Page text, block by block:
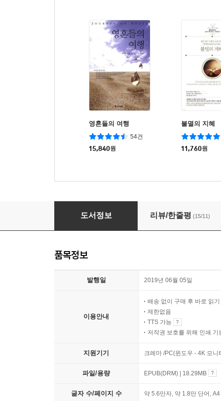
영혼들의 여행
54건
15,840원
불멸의 지혜
11,760원
디팩 초프라의 완전한 행복
도서정보 리뷰/한줄평 (15/11)
품목정보
발행일 2019년 06월 05일
이용안내
배송 없이 구매 후 바로 읽기
제한없음
TTS 가능
저작권 보호를 위해 인쇄 기
지원기기 크레마 /PC(윈도우 - 4K 모
파일/용량 EPUB(DRM) | 18.29MB
글자 수/페이지 수 약 5.6만자, 약 1.8만 단어,